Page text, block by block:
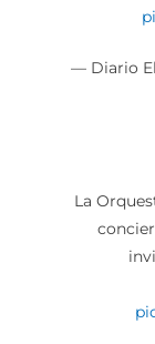
— Diario
La